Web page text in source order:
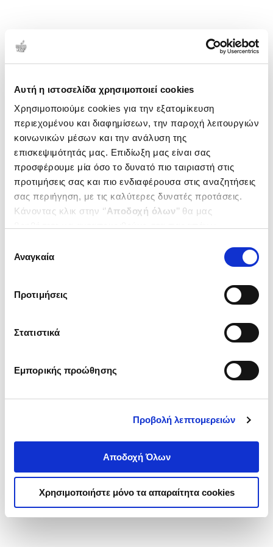
Αυτή η ιστοσελίδα χρησιμοποιεί cookies
Χρησιμοποιούμε cookies για την εξατομίκευση
περιεχομένου και διαφημίσεων, την παροχή λειτουργιών
κοινωνικών μέσων και την ανάλυση της
επισκεψιμότητάς μας. Επιδίωξη μας είναι σας
προσφέρουμε μία όσο το δυνατό πιο ταιριαστή στις
προτιμήσεις σας και πιο ενδιαφέρουσα στις αναζητήσεις
σας περιήγηση, με τις καλύτερες δυνατές προτάσεις.
Κάνοντας κλικ στην ‘’Αποδοχή όλων’’ θα μας
ενδιαφέρουν και να επιλέξετε από τα παρακάτω με την
΄΄και να ενημερωθείτε σχετικά με
συγκατάθεσης
Αναγκαία
Προτιμήσεις
Στατιστικά
Εμπορικής προώθησης
Προβολή λεπτομερειών
Αποδοχή Όλων
Χρησιμοποιήστε μόνο τα απαραίτητα cookies